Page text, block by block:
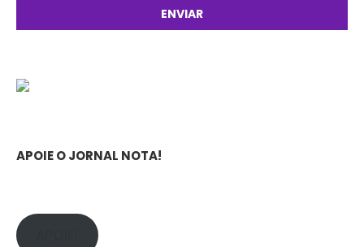
APOIE O JORNAL NOTA!